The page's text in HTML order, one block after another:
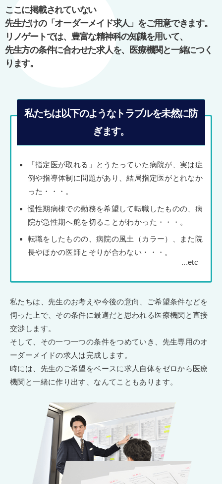
シ
ョ
ン
ここに掲載されていない
先生だけの「オーダーメイド求人」をご用意できます。
リノゲートでは、豊富な精神科の知識を用いて、
先生方の条件に合わせた求人を、医療機関と一緒につく
ります。
私たちは以下のようなトラブルを未然に防
ぎます。
「指定医が取れる」とうたっていた病院が、実は症
例や指導体制に問題があり、結局指定医がとれなか
った・・・。
慢性期病棟での勤務を希望して転職したものの、病
院が急性期へ舵を切ることがわかった・・・。
転職をしたものの、病院の風土（カラー）、また院
長やほかの医師とそりが合わない・・・。
私たちは、先生のお考えや今後の意向、ご希望条件などを
伺った上で、その条件に最適だと思われる医療機関と直接
交渉します。
そして、その一つ一つの条件をつめていき、先生専用のオ
ーダーメイドの求人は完成します。
時には、先生のご希望をベースに求人自体をゼロから医療
機関と一緒に作り出す、なんてこともあります。